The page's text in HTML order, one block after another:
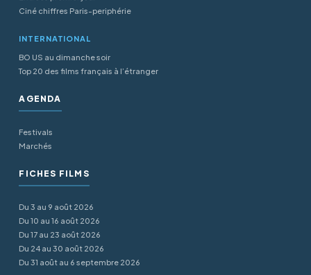
Ciné chiffres Paris-periphérie
INTERNATIONAL
BO US au dimanche soir
Top 20 des films français à l’étranger
AGENDA
Festivals
Marchés
FICHES FILMS
Du 3 au 9 août 2026
Du 10 au 16 août 2026
Du 17 au 23 août 2026
Du 24 au 30 août 2026
Du 31 août au 6 septembre 2026